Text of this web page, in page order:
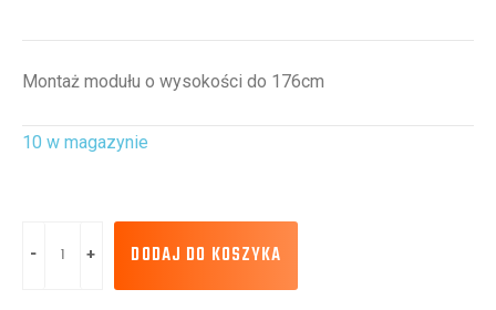
Montaż modułu o wysokości do 176cm
10 w magazynie
DODAJ DO KOSZYKA